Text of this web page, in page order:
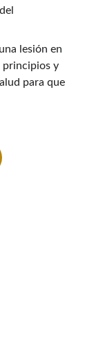
lesión en
principios y
para que